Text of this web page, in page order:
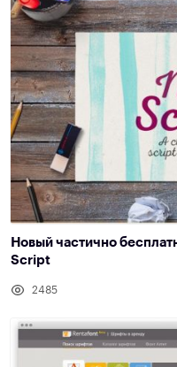
Новый частично
Script
2485